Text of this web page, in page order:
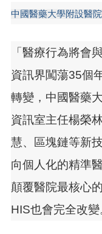
中國醫藥大學附設醫
「醫療行為將會
資訊界闖蕩35個
轉變，中國醫藥
資訊室主任楊榮
慧、區塊鏈等新
向個人化的精準
顛覆醫院最核心
HIS也會完全改變